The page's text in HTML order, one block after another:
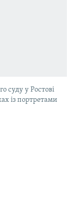
суду у Ростові
із портретами